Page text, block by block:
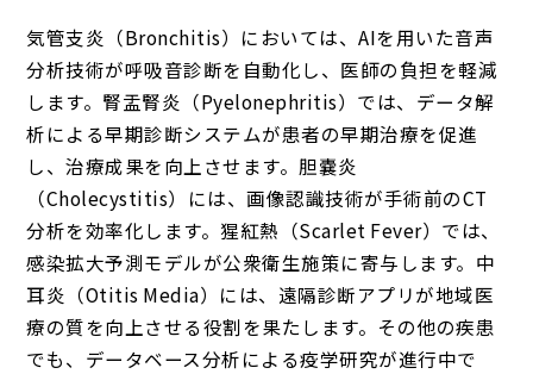
気管支炎（Bronchitis）においては、AIを用いた音声
分析技術が呼吸音診断を自動化し、医師の負担を軽減
します。腎盂腎炎（Pyelonephritis）では、データ解
析による早期診断システムが患者の早期治療を促進
し、治療成果を向上させます。胆嚢炎
（Cholecystitis）には、画像認識技術が手術前のCT
分析を効率化します。猩紅熱（Scarlet Fever）では、
感染拡大予測モデルが公衆衛生施策に寄与します。中
耳炎（Otitis Media）には、遠隔診断アプリが地域医
療の質を向上させる役割を果たします。その他の疾患
でも、データベース分析による疫学研究が進行中で